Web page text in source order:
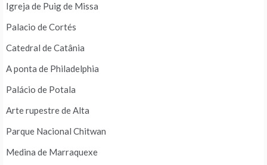
Igreja de Puig de Missa
Palacio de Cortés
Catedral de Catânia
A ponta de Philadelphia
Palácio de Potala
Arte rupestre de Alta
Parque Nacional Chitwan
Medina de Marraquexe